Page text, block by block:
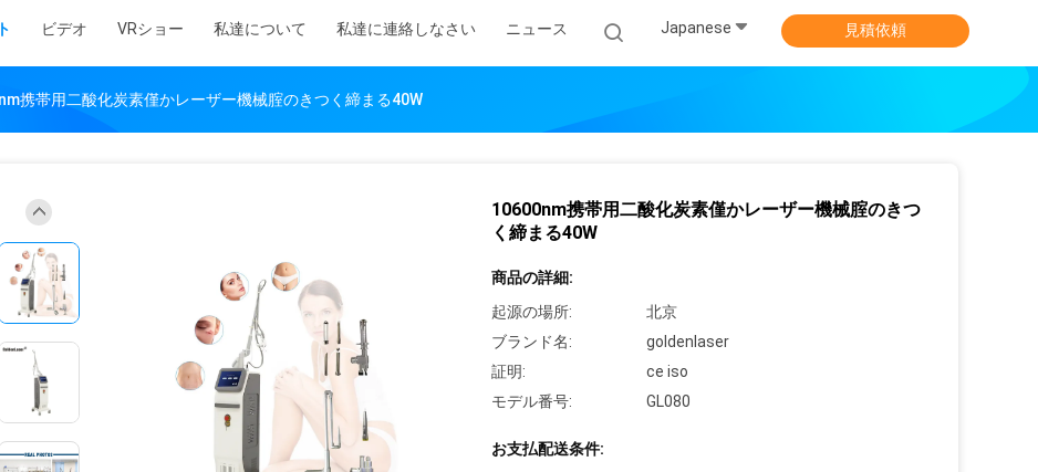
ビデオ VRショー 私達について 私達に連絡しなさい ニュース Japanese 見積依頼
携帯用二酸化炭素僅かレーザー機械腟のきつく締まる40W
10600nm携帯用二酸化炭素僅かレーザー機械腟のきつ
く締まる40W
商品の詳細:
起源の場所:
北京
ブランド名:
goldenlaser
証明:
ce iso
モデル番号:
GL080
お支払配送条件: